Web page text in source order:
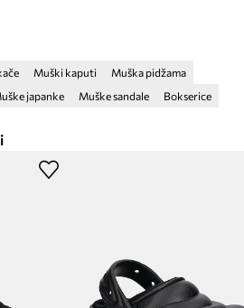
Muški kaputi
Muška pidžama
japanke Muške sandale Bokserice